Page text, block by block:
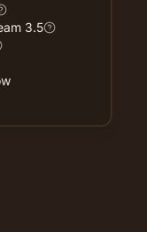
3.5